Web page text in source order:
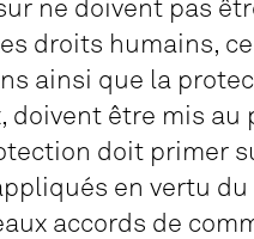
ne doivent pas
droits humains,
ainsi que la
être mis au
doit primer
en vertu
accords de